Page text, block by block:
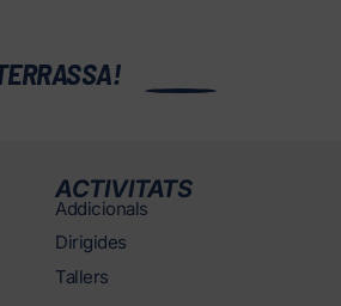
ACTIVITATS
Addicionals
Dirigides
Tallers